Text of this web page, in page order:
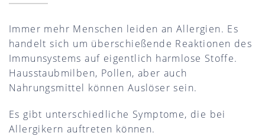
Immer mehr Menschen leiden an Allergien. Es
handelt sich um überschießende Reaktionen des
Immunsystems auf eigentlich harmlose Stoffe.
Hausstaubmilben, Pollen, aber auch
Nahrungsmittel können Auslöser sein.
Es gibt unterschiedliche Symptome, die bei
Allergikern auftreten können.